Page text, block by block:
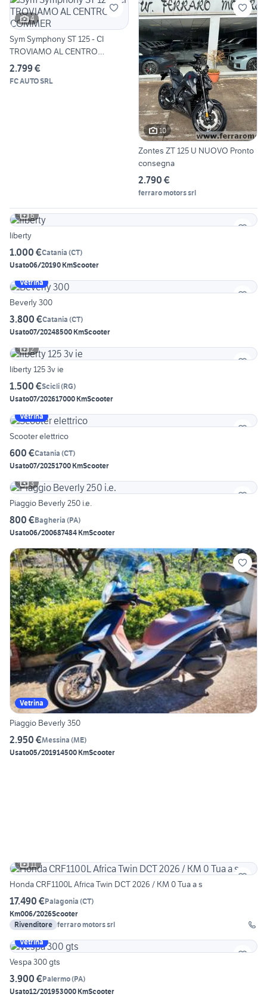
4
Sym Symphony ST 125 - CI
TROVIAMO AL CENTRO
COMMER
2.799 €
FC AUTO SRL
10
Zontes ZT 125 U NUOVO Pronto
consegna
2.790 €
ferraro motors srl
6
liberty
1.000 €Catania (CT)
Usato06/20190 KmScooter
Vetrina
Beverly 300
3.800 €Catania (CT)
Usato07/20248500 KmScooter
2
liberty 125 3v ie
1.500 €Scicli(RG)
Usato07/202617000 KmScooter
Vetrina
Scooter elettrico
600 €Catania (CT)
Usato07/20251700 KmScooter
3
Piaggio Beverly 250 i.e.
800 €Bagheria (PA)
Usato06/200687484 KmScooter
Vetrina
Piaggio Beverly 350
2.950 €Messina (ME)
Usato05/201914500 KmScooter
11
Honda CRF1100L Africa Twin DCT 2026 / KM 0 Tua a s
17.490 €Palagonia (CT)
Km006/2026Scooter
Rivenditore ferraro motors srl
Vetrina
Vespa 300 gts
3.900 €Palermo(PA)
Usato12/201953000 KmScooter